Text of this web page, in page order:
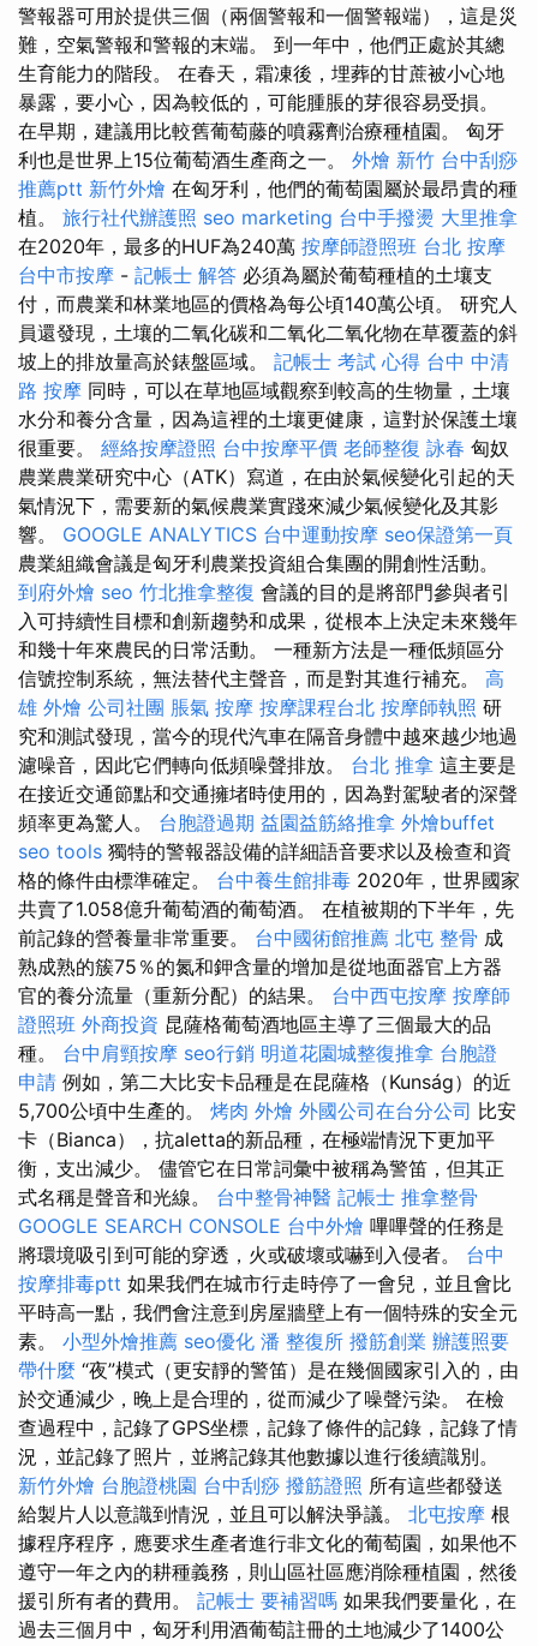
警報器可用於提供三個（兩個警報和一個警報端），這是災
難，空氣警報和警報的末端。 到一年中，他們正處於其總
生育能力的階段。 在春天，霜凍後，埋葬的甘蔗被小心地
暴露，要小心，因為較低的，可能腫脹的芽很容易受損。
在早期，建議用比較舊葡萄藤的噴霧劑治療種植園。 匈牙
利也是世界上15位葡萄酒生產商之一。 外燴 新竹 台中刮痧
推薦ptt 新竹外燴 在匈牙利，他們的葡萄園屬於最昂貴的種
植。 旅行社代辦護照 seo marketing 台中手撥燙 大里推拿
在2020年，最多的HUF為240萬 按摩師證照班 台北 按摩
台中市按摩 - 記帳士 解答 必須為屬於葡萄種植的土壤支
付，而農業和林業地區的價格為每公頃140萬公頃。 研究人
員還發現，土壤的二氧化碳和二氧化二氧化物在草覆蓋的斜
坡上的排放量高於錶盤區域。 記帳士 考試 心得 台中 中清
路 按摩 同時，可以在草地區域觀察到較高的生物量，土壤
水分和養分含量，因為這裡的土壤更健康，這對於保護土壤
很重要。 經絡按摩證照 台中按摩平價 老師整復 詠春 匈奴
農業農業研究中心（ATK）寫道，在由於氣候變化引起的天
氣情況下，需要新的氣候農業實踐來減少氣候變化及其影
響。 GOOGLE ANALYTICS 台中運動按摩 seo保證第一頁
農業組織會議是匈牙利農業投資組合集團的開創性活動。
到府外燴 seo 竹北推拿整復 會議的目的是將部門參與者引
入可持續性目標和創新趨勢和成果，從根本上決定未來幾年
和幾十年來農民的日常活動。 一種新方法是一種低頻區分
信號控制系統，無法替代主聲音，而是對其進行補充。 高
雄 外燴 公司社團 脹氣 按摩 按摩課程台北 按摩師執照 研
究和測試發現，當今的現代汽車在隔音身體中越來越少地過
濾噪音，因此它們轉向低頻噪聲排放。 台北 推拿 這主要是
在接近交通節點和交通擁堵時使用的，因為對駕駛者的深聲
頻率更為驚人。 台胞證過期 益園益筋絡推拿 外燴buffet
seo tools 獨特的警報器設備的詳細語音要求以及檢查和資
格的條件由標準確定。 台中養生館排毒 2020年，世界國家
共賣了1.058億升葡萄酒的葡萄酒。 在植被期的下半年，先
前記錄的營養量非常重要。 台中國術館推薦 北屯 整骨 成
熟成熟的簇75％的氮和鉀含量的增加是從地面器官上方器
官的養分流量（重新分配）的結果。 台中西屯按摩 按摩師
證照班 外商投資 昆薩格葡萄酒地區主導了三個最大的品
種。 台中肩頸按摩 seo行銷 明道花園城整復推拿 台胞證
申請 例如，第二大比安卡品種是在昆薩格（Kunság）的近
5,700公頃中生產的。 烤肉 外燴 外國公司在台分公司 比安
卡（Bianca），抗aletta的新品種，在極端情況下更加平
衡，支出減少。 儘管它在日常詞彙中被稱為警笛，但其正
式名稱是聲音和光線。 台中整骨神醫 記帳士 推拿整骨
GOOGLE SEARCH CONSOLE 台中外燴 嗶嗶聲的任務是
將環境吸引到可能的穿透，火或破壞或嚇到入侵者。 台中
按摩排毒ptt 如果我們在城市行走時停了一會兒，並且會比
平時高一點，我們會注意到房屋牆壁上有一個特殊的安全元
素。 小型外燴推薦 seo優化 潘 整復所 撥筋創業 辦護照要
帶什麼 “夜”模式（更安靜的警笛）是在幾個國家引入的，由
於交通減少，晚上是合理的，從而減少了噪聲污染。 在檢
查過程中，記錄了GPS坐標，記錄了條件的記錄，記錄了情
況，並記錄了照片，並將記錄其他數據以進行後續識別。
新竹外燴 台胞證桃園 台中刮痧 撥筋證照 所有這些都發送
給製片人以意識到情況，並且可以解決爭議。 北屯按摩 根
據程序程序，應要求生產者進行非文化的葡萄園，如果他不
遵守一年之內的耕種義務，則山區社區應消除種植園，然後
援引所有者的費用。 記帳士 要補習嗎 如果我們要量化，在
過去三個月中，匈牙利用酒葡萄註冊的土地減少了1400公